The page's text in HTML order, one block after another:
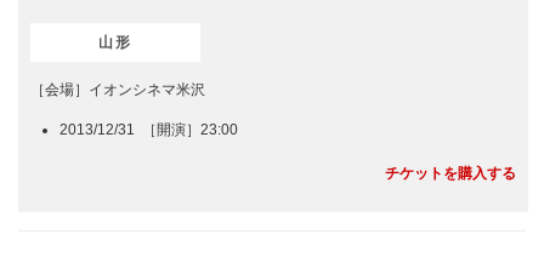
山形
［会場］イオンシネマ米沢
2013/12/31 ［開演］23:00
チケットを購入する